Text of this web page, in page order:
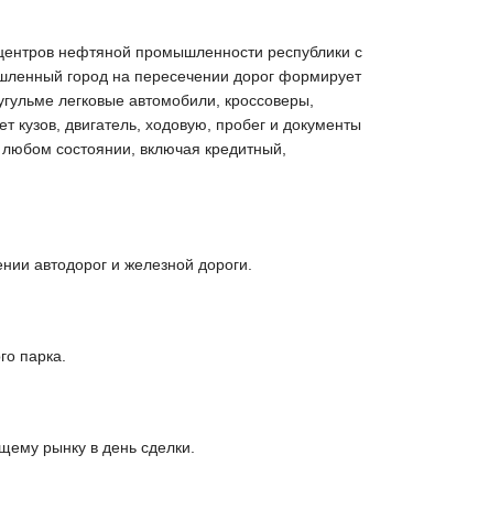
нефтяной промышленности республики с
город на пересечении дорог формирует
легковые автомобили, кроссоверы,
двигатель, ходовую, пробег и документы
состоянии, включая кредитный,
автодорог и железной дороги.
парка.
рынку в день сделки.